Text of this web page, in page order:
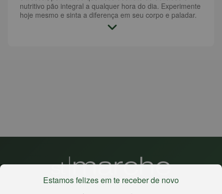
nutritivo pão integral a qualquer hora do dia. Experimente
hoje mesmo e sinta a diferença em seu corpo e paladar.
Estamos felizes em te receber de novo